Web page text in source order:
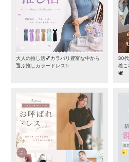
大人の推し活💕カラバリ豊富な中から
選ぶ推しカラードレス✨
30
着
🕊️